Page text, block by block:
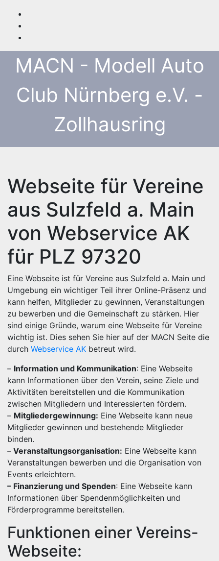
Inhalt
springen
MACN - Modell Auto
Club Nürnberg e.V. -
Zollhausring
Webseite für Vereine
aus Sulzfeld a. Main
von Webservice AK
für PLZ 97320
Eine Webseite ist für Vereine aus Sulzfeld a. Main und
Umgebung ein wichtiger Teil ihrer Online-Präsenz und
kann helfen, Mitglieder zu gewinnen, Veranstaltungen
zu bewerben und die Gemeinschaft zu stärken. Hier
sind einige Gründe, warum eine Webseite für Vereine
wichtig ist. Dies sehen Sie hier auf der MACN Seite die
durch Webservice AK betreut wird.
– Information und Kommunikation: Eine Webseite
kann Informationen über den Verein, seine Ziele und
Aktivitäten bereitstellen und die Kommunikation
zwischen Mitgliedern und Interessierten fördern.
– Mitgliedergewinnung: Eine Webseite kann neue
Mitglieder gewinnen und bestehende Mitglieder
binden.
– Veranstaltungsorganisation: Eine Webseite kann
Veranstaltungen bewerben und die Organisation von
Events erleichtern.
– Finanzierung und Spenden: Eine Webseite kann
Informationen über Spendenmöglichkeiten und
Förderprogramme bereitstellen.
Funktionen einer Vereins-
Webseite: